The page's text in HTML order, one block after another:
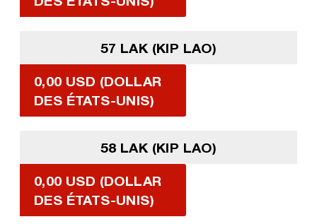
57 LAK (KIP LAO)
0,00 USD (DOLLAR
DES ÉTATS-UNIS)
58 LAK (KIP LAO)
0,00 USD (DOLLAR
DES ÉTATS-UNIS)